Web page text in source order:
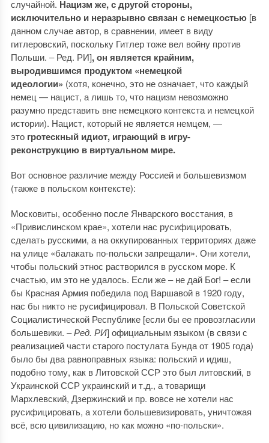
случайной. Нацизм же, с другой стороны,
исключительно и неразрывно связан с немецкостью [в
данном случае автор, в сравнении, имеет в виду
гитлеровский, поскольку Гитлер тоже вел войну против
Польши. ‒ Ред. РИ], он является крайним,
выродившимся продуктом «немецкой
идеологии» (хотя, конечно, это не означает, что каждый
немец — нацист, а лишь то, что нацизм невозможно
разумно представить вне немецкого контекста и немецкой
истории). Нацист, который не является немцем, —
это гротескный идиот, играющий в игру-
реконструкцию в виртуальном мире.
Вот основное различие между Россией и большевизмом
(также в польском контексте):
Московиты, особенно после Январского восстания, в
«Привислинском крае», хотели нас русифицировать,
сделать русскими, а на оккупированных территориях даже
на улице «балакать по-польски запрещали». Они хотели,
чтобы польский этнос растворился в русском море. К
счастью, им это не удалось. Если же – не дай Бог! – если
бы Красная Армия победила под Варшавой в 1920 году,
нас бы никто не русифицировал. В Польской Советской
Социалистической Республике [если бы ее провозгласили
большевики. ‒Ред. РИ] официальным языком (в связи с
реализацией части старого постулата Бунда от 1905 года)
было бы два равноправных языка: польский и идиш,
подобно тому, как в Литовской ССР это был литовский, в
Украинской ССР украинский и т.д., а товарищи
Мархлевский, Дзержинский и пр. вовсе не хотели нас
русифицировать, а хотели большевизировать, уничтожая
всё, всю цивилизацию, но как можно «по-польски».